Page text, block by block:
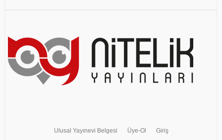
Ulusal Yayınevi Belgesi Üye-Ol Giriş